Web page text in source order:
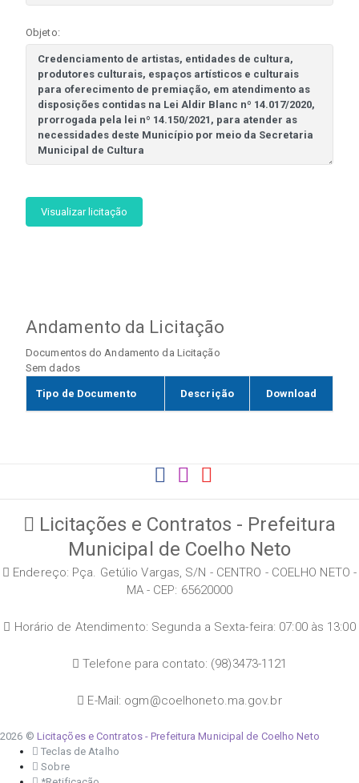
Objeto:
Visualizar licitação
Andamento da Licitação
Documentos do Andamento da Licitação
Sem dados
Tipo de Documento Descrição Download
Licitações e Contratos - Prefeitura
Municipal de Coelho Neto
Endereço: Pça. Getúlio Vargas, S/N - CENTRO - COELHO NETO -
MA - CEP: 65620000
Horário de Atendimento: Segunda a Sexta-feira: 07:00 às 13:00
Telefone para contato: (98)3473-1121
E-Mail: ogm@coelhoneto.ma.gov.br
2026 © Licitações e Contratos - Prefeitura Municipal de Coelho Neto
Teclas de Atalho
Sobre